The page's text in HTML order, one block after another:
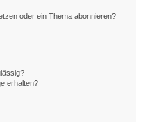
oder ein Thema abonnieren?
erhalten?